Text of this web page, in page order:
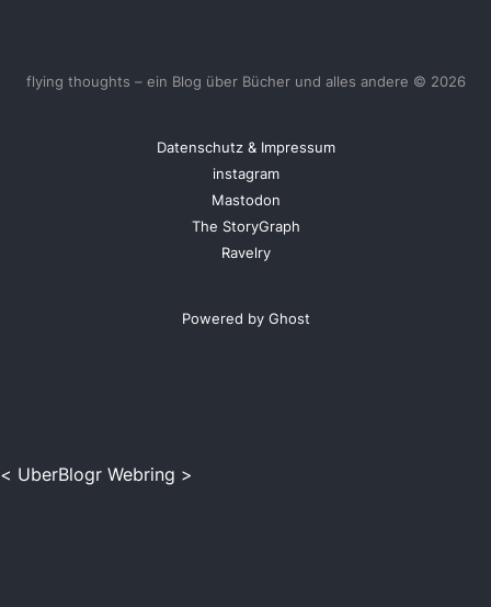
flying thoughts – ein Blog über Bücher und alles andere © 2026
Datenschutz & Impressum
instagram
Mastodon
The StoryGraph
Ravelry
Powered by Ghost
< UberBlogr Webring >